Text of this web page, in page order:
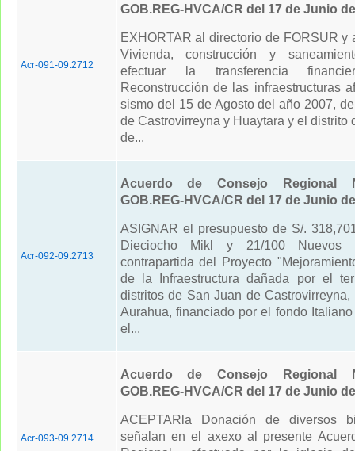
Acr-091-09.2712
GOB.REG-HVCA/CR del 17 de Junio
EXHORTAR al directorio de FORSUR y
Vivienda, construcción y
efectuar la transferencia
Reconstrucción de las infraestructuras
sismo del 15 de Agosto del año 2007,
de Castrovirreyna y Huaytara y el distrito
de...
Acr-092-09.2713
Acuerdo de Consejo Regional
GOB.REG-HVCA/CR del 17 de Junio
ASIGNAR el presupuesto de S/.
Dieciocho Mikl y 21/100 Nuevos
contrapartida del Proyecto
de la Infraestructura dañada por el
distritos de San Juan de Castrovirreyna,
Aurahua, financiado por el fondo
el...
Acr-093-09.2714
Acuerdo de Consejo Regional
GOB.REG-HVCA/CR del 17 de Junio
ACEPTARla Donación de diversos
señalan en el axexo al presente